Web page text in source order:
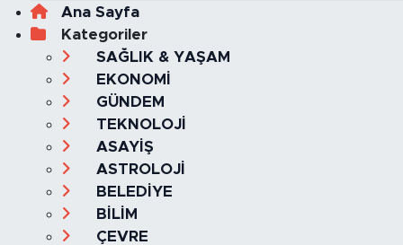
Ana Sayfa
Kategoriler
SAĞLIK & YAŞAM
EKONOMİ
GÜNDEM
TEKNOLOJİ
ASAYİŞ
ASTROLOJİ
BELEDİYE
BİLİM
ÇEVRE